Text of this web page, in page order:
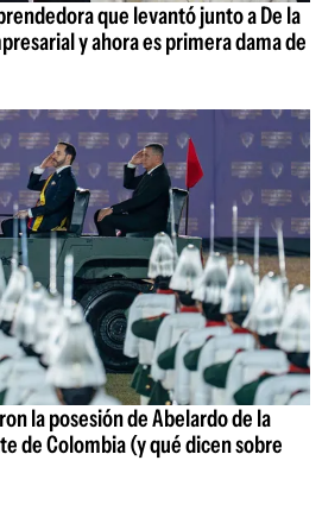
que levantó junto a De la
y ahora es primera dama de
la posesión de Abelardo de la
de Colombia (y qué dicen sobre